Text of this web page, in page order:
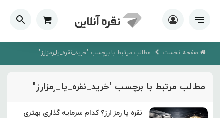
صفحه نخست مطالب مرتبط با برچسب "خرید_نقره_یا_رمزارز"
مطالب مرتبط با برچسب "خرید_نقره_یا_رمزارز"
نقره یا رمز ارز؟ کدام سرمایه گذاری بهتری